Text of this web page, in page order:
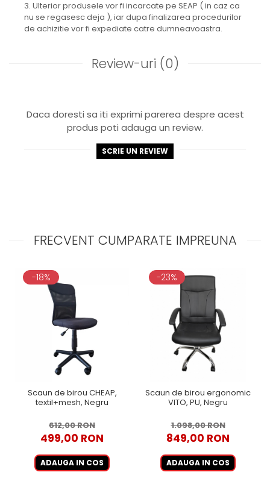
3. Ulterior produsele vor fi incarcate pe SEAP ( in caz ca
nu se regasesc deja ), iar dupa finalizarea procedurilor
de achizitie vor fi expediate catre dumneavoastra.
Review-uri (0)
Daca doresti sa iti exprimi parerea despre acest
produs poti adauga un review.
SCRIE UN REVIEW
FRECVENT CUMPARATE IMPREUNA
-18%
Scaun de birou CHEAP,
textil+mesh, Negru
612,00 RON
499,00 RON
ADAUGA IN COS
-23%
Scaun de birou ergonomic
VITO, PU, Negru
1.098,00 RON
849,00 RON
ADAUGA IN COS